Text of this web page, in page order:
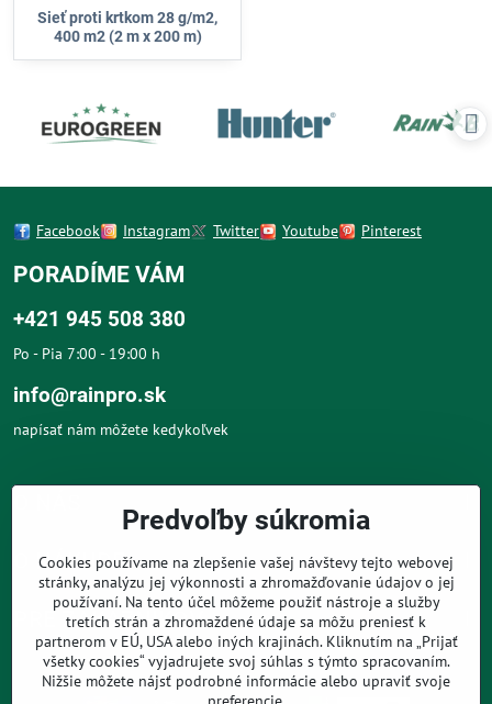
Sieť proti krtkom 28 g/m2,
400 m2 (2 m x 200 m)
Facebook Instagram Twitter Youtube Pinterest
PORADÍME VÁM
+421 945 508 380
Po - Pia 7:00 - 19:00 h
info@rainpro.sk
napísať nám môžete kedykoľvek
O NÁKUPE
PRE ZÁKAZNÍKOV
Predvoľby súkromia
Cookies používame na zlepšenie vašej návštevy tejto webovej
stránky, analýzu jej výkonnosti a zhromažďovanie údajov o jej
používaní. Na tento účel môžeme použiť nástroje a služby
tretích strán a zhromaždené údaje sa môžu preniesť k
partnerom v EÚ, USA alebo iných krajinách. Kliknutím na „Prijať
všetky cookies“ vyjadrujete svoj súhlas s týmto spracovaním.
Nižšie môžete nájsť podrobné informácie alebo upraviť svoje